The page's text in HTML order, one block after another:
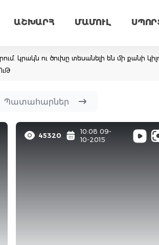
ԱՇԽԱՐՀ ՄԱՄՈՒԼ
կրակն ու ծուխը տեսանելի են մի քանի
Պատահարներ
45320
10:08 09-
10-2015